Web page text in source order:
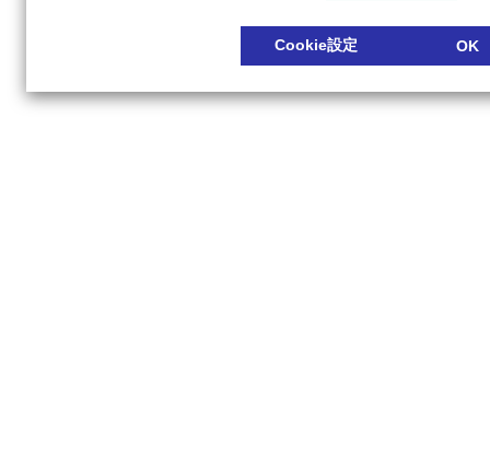
Cookie設定 OK